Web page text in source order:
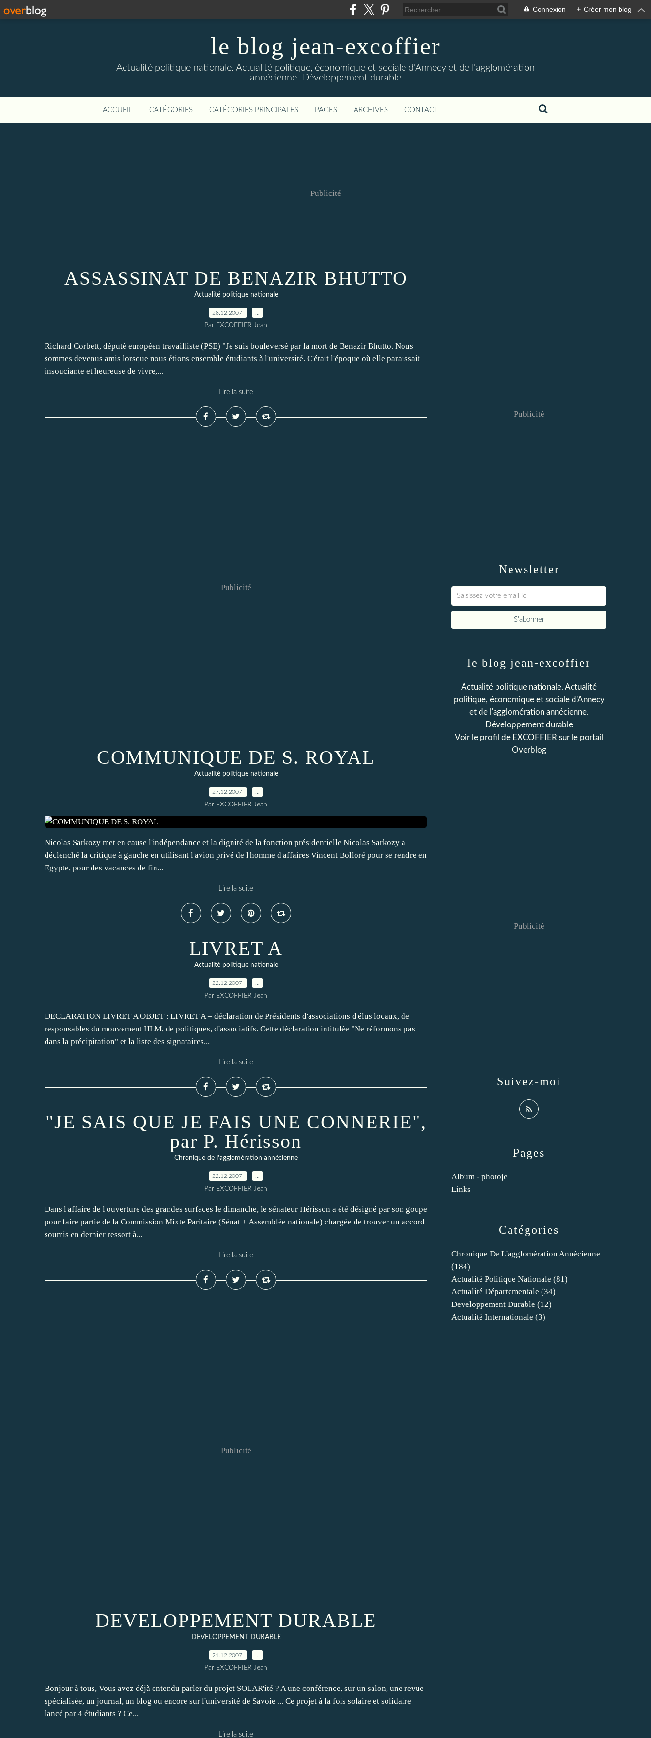
Connexion + Créer mon blog
le blog jean-excoffier
Actualité politique nationale. Actualité politique, économique et sociale d'Annecy et de l'agglomération
annécienne. Développement durable
ACCUEIL CATÉGORIES CATÉGORIES PRINCIPALES PAGES ARCHIVES CONTACT
Publicité
ASSASSINAT DE BENAZIR BHUTTO
Actualité politique nationale
28.12.2007
Par EXCOFFIER Jean
Richard Corbett, député européen travailliste (PSE) "Je suis bouleversé par la mort de Benazir Bhutto. Nous
sommes devenus amis lorsque nous étions ensemble étudiants à l'université. C'était l'époque où elle paraissait
insouciante et heureuse de vivre,...
Lire la suite
Publicité
COMMUNIQUE DE S. ROYAL
Actualité politique nationale
27.12.2007
Par EXCOFFIER Jean
Nicolas Sarkozy met en cause l'indépendance et la dignité de la fonction présidentielle Nicolas Sarkozy a
déclenché la critique à gauche en utilisant l'avion privé de l'homme d'affaires Vincent Bolloré pour se rendre en
Egypte, pour des vacances de fin...
Lire la suite
LIVRET A
Actualité politique nationale
22.12.2007
Par EXCOFFIER Jean
DECLARATION LIVRET A OBJET : LIVRET A – déclaration de Présidents d'associations d'élus locaux, de
responsables du mouvement HLM, de politiques, d'associatifs. Cette déclaration intitulée "Ne réformons pas
dans la précipitation" et la liste des signataires...
Lire la suite
"JE SAIS QUE JE FAIS UNE CONNERIE",
par P. Hérisson
Chronique de l'agglomération annécienne
22.12.2007
Par EXCOFFIER Jean
Dans l'affaire de l'ouverture des grandes surfaces le dimanche, le sénateur Hérisson a été désigné par son goupe
pour faire partie de la Commission Mixte Paritaire (Sénat + Assemblée nationale) chargée de trouver un accord
soumis en dernier ressort à...
Lire la suite
Publicité
DEVELOPPEMENT DURABLE
DEVELOPPEMENT DURABLE
21.12.2007
Par EXCOFFIER Jean
Bonjour à tous, Vous avez déjà entendu parler du projet SOLAR'ité ? A une conférence, sur un salon, une revue
spécialisée, un journal, un blog ou encore sur l'université de Savoie ... Ce projet à la fois solaire et solidaire
lancé par 4 étudiants ? Ce...
Lire la suite
Newsletter
Publicité
Catégories
Chronique De L'agglomération Annécienne
(184)
Actualité Politique Nationale (81)
Actualité Départementale (34)
Developpement Durable (12)
Actualité Internationale (3)
Pages
Album - photoje
Links
le blog jean-excoffier
Actualité politique nationale. Actualité
politique, économique et sociale d'Annecy
et de l'agglomération annécienne.
Développement durable
Voir le profil de EXCOFFIER sur le portail
Overblog
Suivez-moi
Publicité